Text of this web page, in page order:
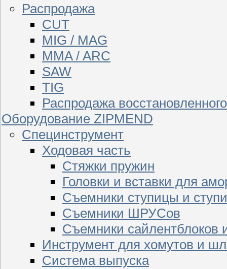
Распродажа
CUT
MIG / MAG
MMA / ARC
SAW
TIG
Распродажа
Оборудование ZIPMEND
Специнструмент
Ходовая часть
Стяжки пружин
Головки и вставки для
Съемники ступицы и
Съемники ШРУСов
Съемники сайлентблоков
Инструмент для хомутов и
Система выпуска